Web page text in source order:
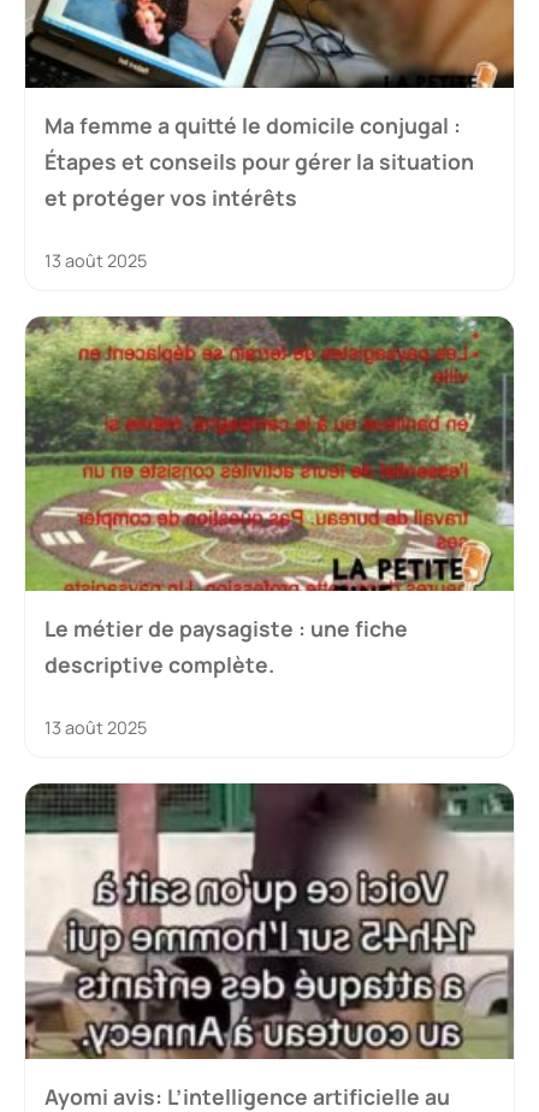
Ma femme a quitté le domicile conjugal :
Étapes et conseils pour gérer la situation
et protéger vos intérêts
13 août 2025
Le métier de paysagiste : une fiche
descriptive complète.
13 août 2025
Ayomi avis: L’intelligence artificielle au